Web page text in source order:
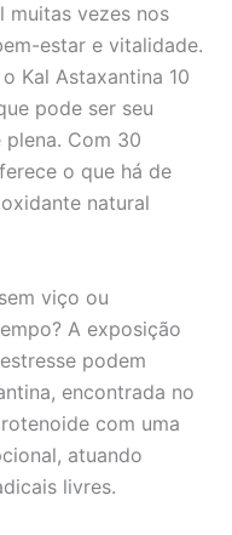
muitas vezes nos
estar e vitalidade.
Kal Astaxantina 10
pode ser seu
plena. Com 30
o que há de
natural
viço ou
A exposição
podem
encontrada no
com uma
atuando
livres.